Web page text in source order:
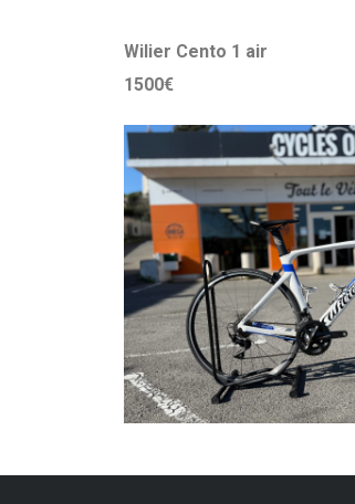
Wilier
1500€